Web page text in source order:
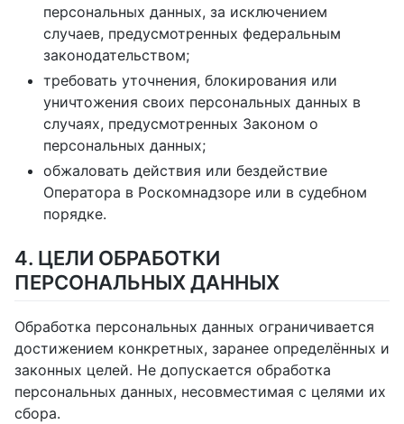
персональных данных, за исключением
случаев, предусмотренных федеральным
законодательством;
требовать уточнения, блокирования или
уничтожения своих персональных данных в
случаях, предусмотренных Законом о
персональных данных;
обжаловать действия или бездействие
Оператора в Роскомнадзоре или в судебном
порядке.
4. ЦЕЛИ ОБРАБОТКИ
ПЕРСОНАЛЬНЫХ ДАННЫХ
Обработка персональных данных ограничивается
достижением конкретных, заранее определённых и
законных целей. Не допускается обработка
персональных данных, несовместимая с целями их
сбора.